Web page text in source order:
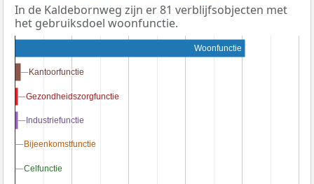
In de Kaldebornweg zijn er 81 verblijfsobjecten met
het gebruiksdoel woonfunctie.
Woonfunctie
Kantoorfunctie
Kantoorfunctie
Gezondheidszorgfunctie
Gezondheidszorgfunctie
Industriefunctie
Industriefunctie
Bijeenkomstfunctie
Bijeenkomstfunctie
Celfunctie
Celfunctie